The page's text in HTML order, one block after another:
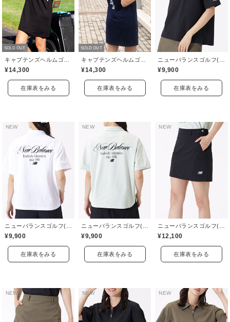
SOLD OUT
¥14,300
在庫表をみる
SOLD OUT
¥14,300
在庫表をみる
¥9,900
在庫表をみる
NEW
¥9,900
在庫表をみる
NEW
¥9,900
在庫表をみる
NEW
¥12,100
在庫表をみる
NEW NEW NEW